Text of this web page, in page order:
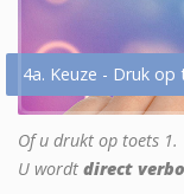
4a. Keuze - Druk
Of u drukt op toets 1.
U wordt direct